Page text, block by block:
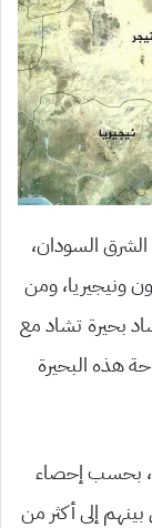
السودان،
ونيجيريا، ومن
بحيرة تشاد مع
هذه البحيرة
16 مليون نسمة، بحسب إحصاء
بينهم إلى أكثر من